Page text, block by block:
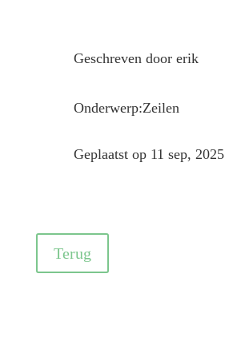
Geschreven door erik
Onderwerp:Zeilen
Geplaatst op 11 sep, 2025
Terug